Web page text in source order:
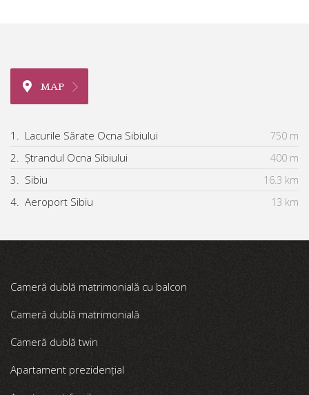
MAP
1. Lacurile Sărate Ocna Sibiului 750 m
2. Ștrandul Ocna Sibiului 400 m
3. Sibiu 16.3 km
4. Aeroport Sibiu 13 km
Cameră dublă matrimonială cu balcon
Cameră dublă matrimonială
Cameră dublă twin
Apartament prezidențial